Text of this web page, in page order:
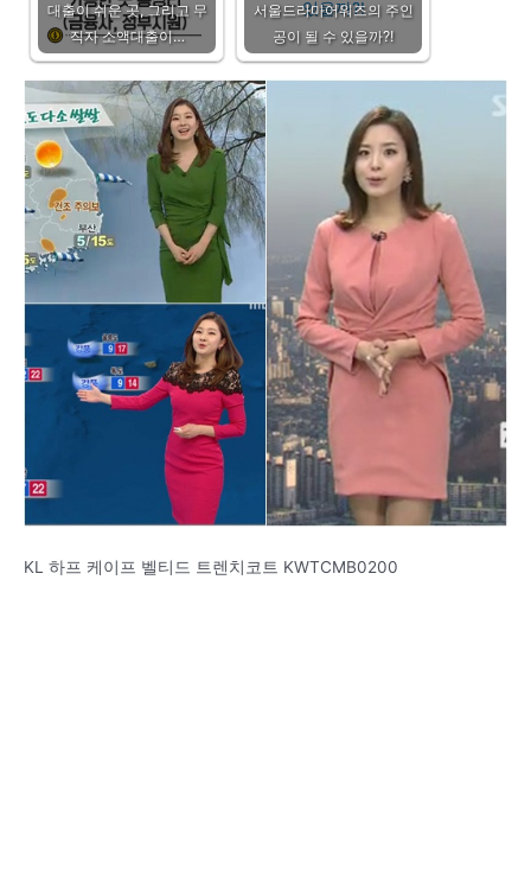
대출이 쉬운 곳, 그리고 무
직자 소액대출이…
서울드라마어워즈의 주인
공이 될 수 있을까?!
KL 하프 케이프 벨티드 트렌치코트 KWTCMB0200